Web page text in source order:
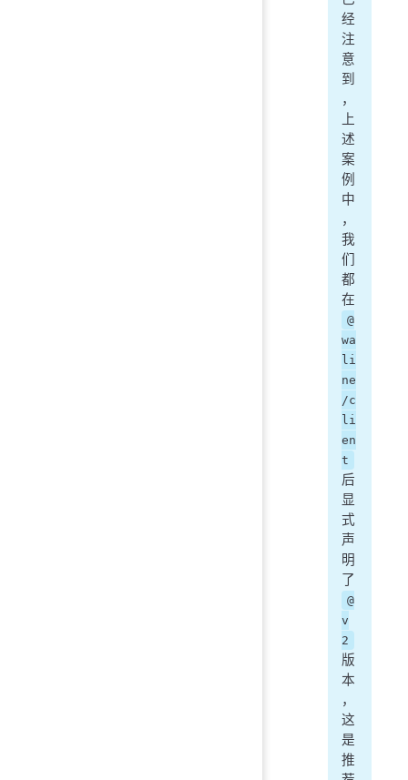
经
注
意
到
，
上
述
案
例
中
，
我
们
都
在
@
wa
li
ne
/c
li
en
t
后
显
式
声
明
了
@
v
2
版
本
，
这
是
推